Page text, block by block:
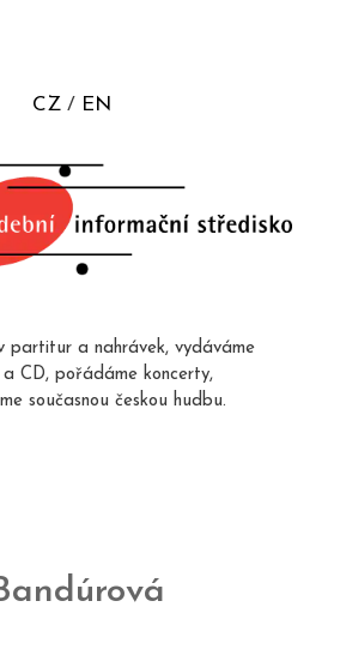
CZ EN
partitur a nahrávek, vydáváme
a CD, pořádáme koncerty,
současnou českou hudbu.